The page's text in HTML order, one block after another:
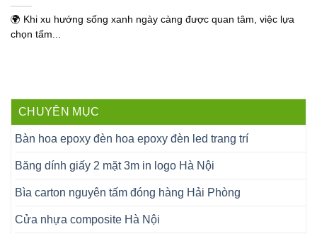
🌍 Khi xu hướng sống xanh ngày càng được quan tâm, việc lựa
chọn tấm...
CHUYÊN MỤC
Bàn hoa epoxy đèn hoa epoxy đèn led trang trí
Băng dính giấy 2 mặt 3m in logo Hà Nội
Bìa carton nguyên tấm đóng hàng Hải Phòng
Cửa nhựa composite Hà Nội